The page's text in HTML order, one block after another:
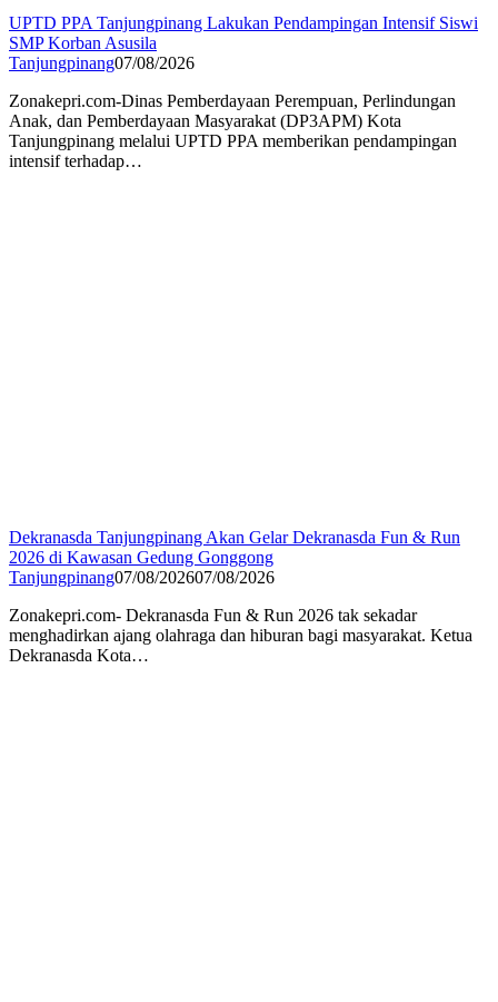
UPTD PPA Tanjungpinang Lakukan Pendampingan Intensif Siswi
SMP Korban Asusila
Tanjungpinang07/08/2026
Zonakepri.com-Dinas Pemberdayaan Perempuan, Perlindungan
Anak, dan Pemberdayaan Masyarakat (DP3APM) Kota
Tanjungpinang melalui UPTD PPA memberikan pendampingan
intensif terhadap…
Dekranasda Tanjungpinang Akan Gelar Dekranasda Fun & Run
2026 di Kawasan Gedung Gonggong
Tanjungpinang07/08/202607/08/2026
Zonakepri.com- Dekranasda Fun & Run 2026 tak sekadar
menghadirkan ajang olahraga dan hiburan bagi masyarakat. Ketua
Dekranasda Kota…